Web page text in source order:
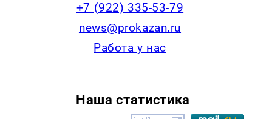
+7 (922) 335-53-79
news@prokazan.ru
Работа у нас
Наша статистика